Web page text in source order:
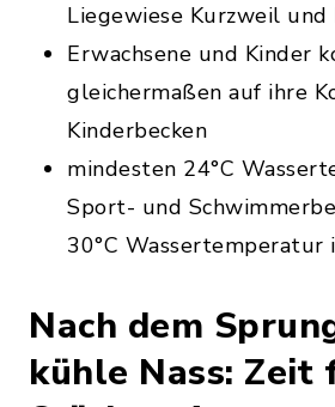
Liegewiese Kurzweil und
Erwachsene und Kinder
gleichermaßen auf ihre
Kinderbecken
mindesten 24°C
Sport- und
30°C Wassertemperatur
Nach dem
kühle Nass: Zeit